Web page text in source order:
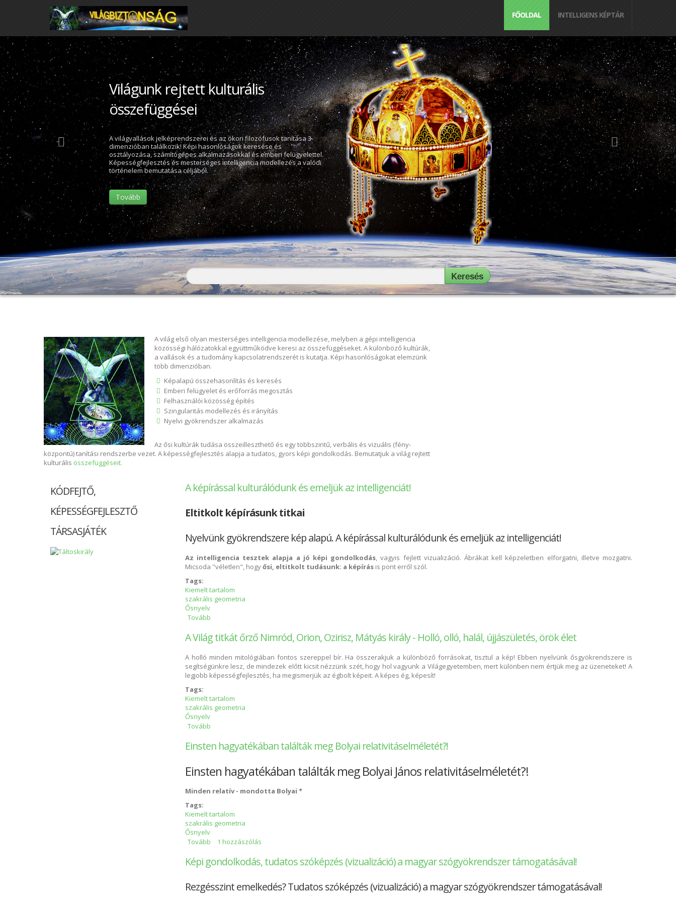
FŐOLDAL INTELLIGENS KÉPTÁR
WOWS - Wide Open World
Security - Teljesen Nyílt
Világbiztonság
Nyílt, politikán felül álló közösség (a titkos társaság elnevezéssel
ellentétes -nyílt társaság), mely az emberek megbízható informálására
alakul. Az adatok elemzését egy mesterséges intelligencia modellezés
és kiterjedt felhasználói közösség segítségével végzi.
Tovább
Keresés űrlap
Keresés
A világ első olyan mesterséges intelligencia modellezése, melyben a gépi intelligencia
közösségi hálózatokkal együttműködve keresi az összefüggéseket. A különböző kultúrák,
a vallások és a tudomány kapcsolatrendszerét is kutatja. Képi hasonlóságokat elemzünk
több dimenzióban.
Képalapú összehasonlítás és keresés
Emberi felügyelet és erőforrás megosztás
Felhasználói közösség építés
Szingularitás modellezés és irányítás
Nyelvi gyökrendszer alkalmazás
Az ősi kultúrák tudása összeilleszthető és egy többszintű, verbális és vizuális (fény-
központú) tanítási rendszerbe vezet. A képességfejlesztés alapja a tudatos, gyors képi gondolkodás. Bemutatjuk a világ rejtett
kulturális összefüggéseit.
KÓDFEJTŐ,
KÉPESSÉGFEJLESZTŐ
TÁRSASJÁTÉK
A képírással kulturálódunk és emeljük az intelligenciát!
Eltitkolt képírásunk titkai
Nyelvünk gyökrendszere kép alapú. A képírással kulturálódunk és emeljük az intelligenciát!
Az intelligencia tesztek alapja a jó képi gondolkodás, vagyis fejlett vizualizáció. Ábrákat kell képzeletben elforgatni, illetve mozgatni.
Micsoda "véletlen", hogyősi, eltitkolt tudásunk: a képírásis pont erről szól.
Tags:
Kiemelt tartalom
szakrális geometria
Ősnyelv
Tovább
A Világ titkát őrző Nimród, Orion, Ozirisz, Mátyás király - Holló, olló, halál, újjászületés, örök élet
A holló minden mitológiában fontos szereppel bír. Ha összerakjuk a különböző forrásokat, tisztul a kép! Ebben nyelvünk ősgyökrendszere is
segítségünkre lesz, de mindezek előtt kicsit nézzünk szét, hogy hol vagyunk a Világegyetemben, mert különben nem értjük meg az üzeneteket! A
legjobb képességfejlesztés, ha megismerjük az égbolt képeit. A képes ég, képesít!
Tags:
Kiemelt tartalom
szakrális geometria
Ősnyelv
Tovább
Einsten hagyatékában találták meg Bolyai relativitáselméletét?!
Einsten hagyatékában találták meg Bolyai János relativitáselméletét?!
Minden relatív - mondotta Bolyai *
Tags:
Kiemelt tartalom
szakrális geometria
Ősnyelv
Tovább Einsten hagyatékában találták meg Bolyai relativitáselméletét?! tartalommal kapcsolatosan
1 hozzászólás
Képi gondolkodás, tudatos szóképzés (vizualizáció) a magyar szógyökrendszer támogatásával!
Rezgésszint emelkedés? Tudatos szóképzés (vizualizáció) a magyar szógyökrendszer támogatásával!